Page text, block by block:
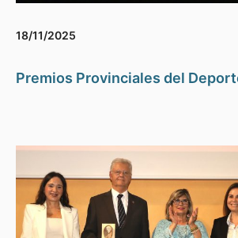
18/11/2025
Premios Provinciales del